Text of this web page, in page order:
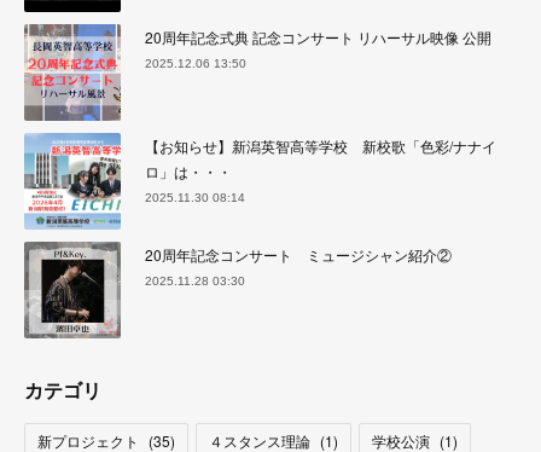
20周年記念式典 記念コンサート リハーサル映像 公開
2025.12.06 13:50
【お知らせ】新潟英智高等学校 新校歌「色彩/ナナイ
ロ」は・・・
2025.11.30 08:14
20周年記念コンサート ミュージシャン紹介②
2025.11.28 03:30
カテゴリ
新プロジェクト (35) ４スタンス理論 (1) 学校公演 (1)